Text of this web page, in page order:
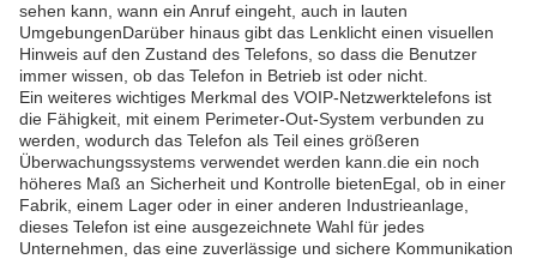
sehen kann, wann ein Anruf eingeht, auch in lauten
UmgebungenDarüber hinaus gibt das Lenklicht einen visuellen
Hinweis auf den Zustand des Telefons, so dass die Benutzer
immer wissen, ob das Telefon in Betrieb ist oder nicht.
Ein weiteres wichtiges Merkmal des VOIP-Netzwerktelefons ist
die Fähigkeit, mit einem Perimeter-Out-System verbunden zu
werden, wodurch das Telefon als Teil eines größeren
Überwachungssystems verwendet werden kann.die ein noch
höheres Maß an Sicherheit und Kontrolle bietenEgal, ob in einer
Fabrik, einem Lager oder in einer anderen Industrieanlage,
dieses Telefon ist eine ausgezeichnete Wahl für jedes
Unternehmen, das eine zuverlässige und sichere Kommunikation